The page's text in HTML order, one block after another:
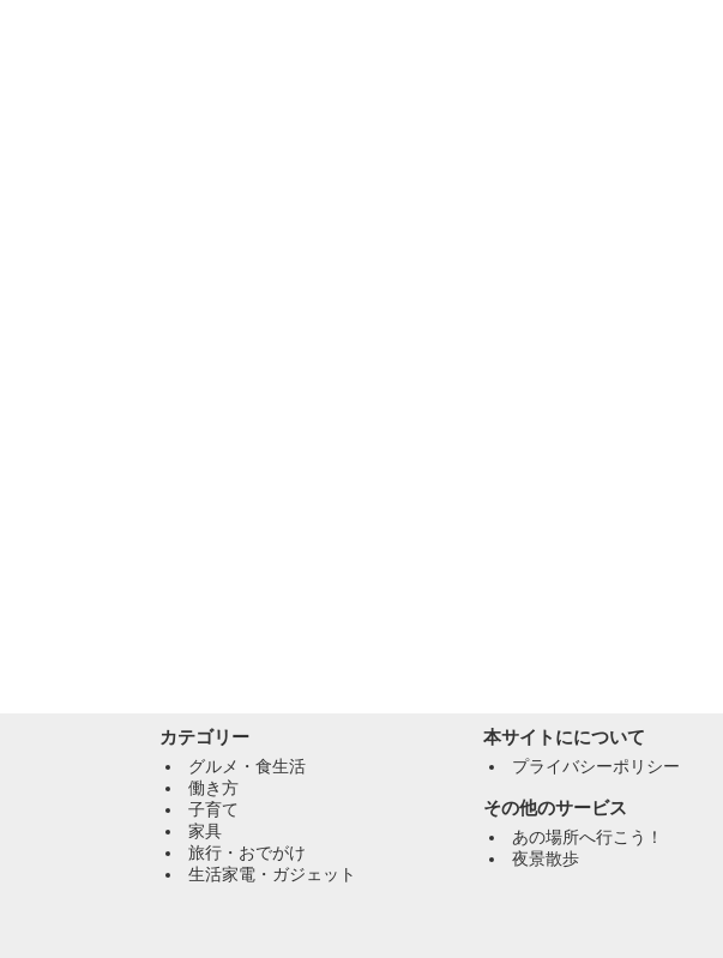
カテゴリー
グルメ・食生活
働き方
子育て
家具
旅行・おでがけ
生活家電・ガジェット
本サイトにについて
プライバシーポリシー
その他のサービス
あの場所へ行こう！
夜景散歩